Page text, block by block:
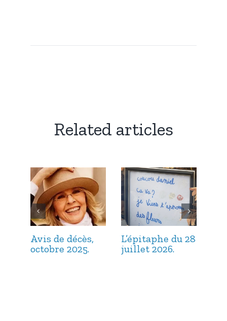
Related articles
Avis de décès,
octobre 2025.
L’épitaphe du 28
juillet 2026.